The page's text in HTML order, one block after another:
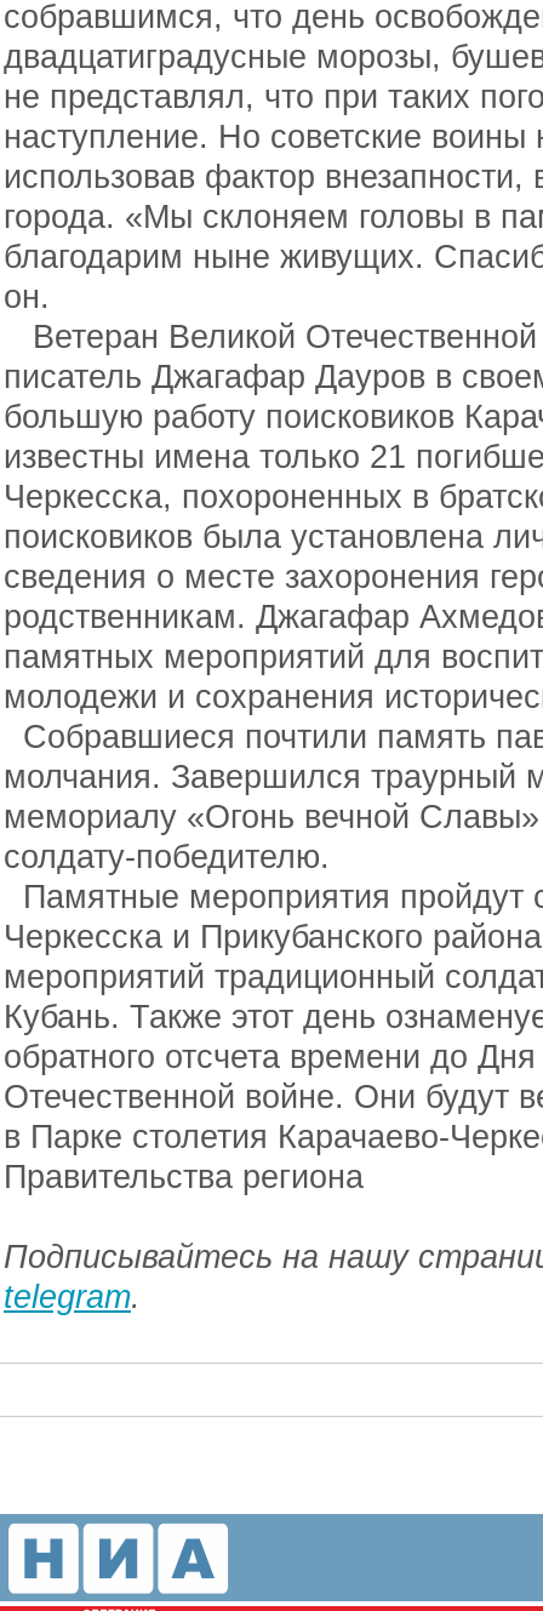
собравшимся, что день
двадцатиградусные морозы,
не представлял, что при таких
наступление. Но советские воины
использовав фактор
города. «Мы склоняем головы в
благодарим ныне живущих.
он.
Ветеран Великой
писатель Джагафар Дауров в
большую работу поисковиков
известны имена только 21
Черкесска, похороненных в
поисковиков была установлена
сведения о месте захоронения
родственникам. Джагафар
памятных мероприятий для
молодежи и сохранения
Собравшиеся почтили память
молчания. Завершился траурный
мемориалу «Огонь вечной Славы»
солдату-победителю.
Памятные мероприятия пройдут
Черкесска и Прикубанского
мероприятий традиционный
Кубань. Также этот день
обратного отсчета времени до
Отечественной войне. Они будут
в Парке столетия Карачаево-
Правительства региона
Подписывайтесь на нашу
telegram.